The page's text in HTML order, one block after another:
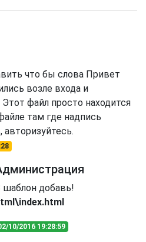
что бы слова Привет
возле входа и
файл просто находится
там где надпись
авторизуйтесь.
шаблон добавь!
10/2016 19:28:59